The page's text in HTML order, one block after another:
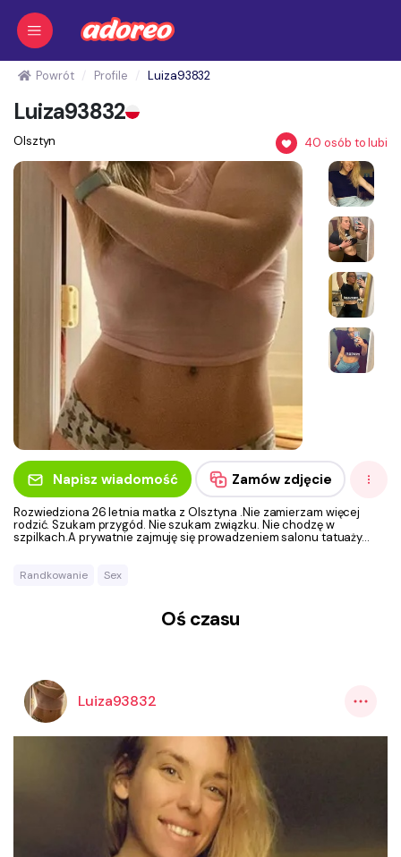
Powrót Profile Luiza93832
Luiza93832
Olsztyn 40 osób to lubi
Napisz wiadomość Zamów zdjęcie
Rozwiedziona 26 letnia matka z Olsztyna .Nie zamierzam więcej
rodzić. Szukam przygód. Nie szukam związku. Nie chodzę w
szpilkach.A prywatnie zajmuję się prowadzeniem salonu tatuaży...
Randkowanie Sex
Oś czasu
Luiza93832